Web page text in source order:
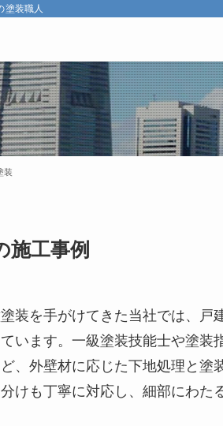
塗装職人
装
施工事例
装を手がけてきた当社では、戸
います。一級塗装技能士や塗装
、外壁材に応じた下地処理と塗
けも丁寧に対応し、細部にわた